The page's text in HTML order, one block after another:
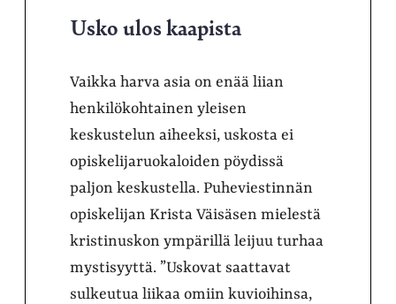
Usko ulos kaapista
Vaikka harva asia on enää liian
henkilökohtainen yleisen
keskustelun aiheeksi, uskosta ei
opiskelijaruokaloiden pöydissä
paljon keskustella. Puheviestinnän
opiskelijan Krista Väisäsen mielestä
kristinuskon ympärillä leijuu turhaa
mystisyyttä. ”Uskovat saattavat
sulkeutua liikaa omiin kuvioihinsa,